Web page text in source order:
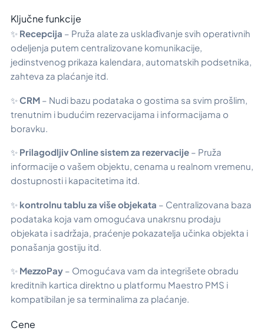
Ključne funkcije
✨ Recepcija – Pruža alate za usklađivanje svih operativnih
odeljenja putem centralizovane komunikacije,
jedinstvenog prikaza kalendara, automatskih podsetnika,
zahteva za plaćanje itd.
✨CRM – Nudi bazu podataka o gostima sa svim prošlim,
trenutnim i budućim rezervacijama i informacijama o
boravku.
✨ PrilagodljivOnline sistem za rezervacije – Pruža
informacije o vašem objektu, cenama u realnom vremenu,
dostupnosti i kapacitetima itd.
✨ kontrolnu tablu za više objekata – Centralizovana baza
podataka koja vam omogućava unakrsnu prodaju
objekata i sadržaja, praćenje pokazatelja učinka objekta i
ponašanja gostiju itd.
✨ MezzoPay – Omogućava vam da integrišete obradu
kreditnih kartica direktno u platformu Maestro PMS i
kompatibilan je sa terminalima za plaćanje.
Cene